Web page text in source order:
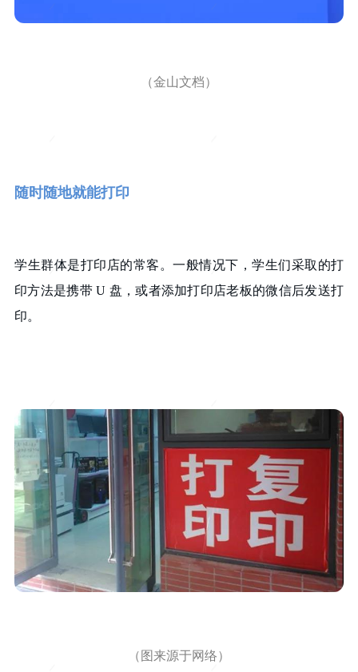
（金山文档）
随时随地就能打印
学生群体是打印店的常客。一般情况下，学生们采取的打
印方法是携带 U 盘，或者添加打印店老板的微信后发送打
印。
（图来源于网络）